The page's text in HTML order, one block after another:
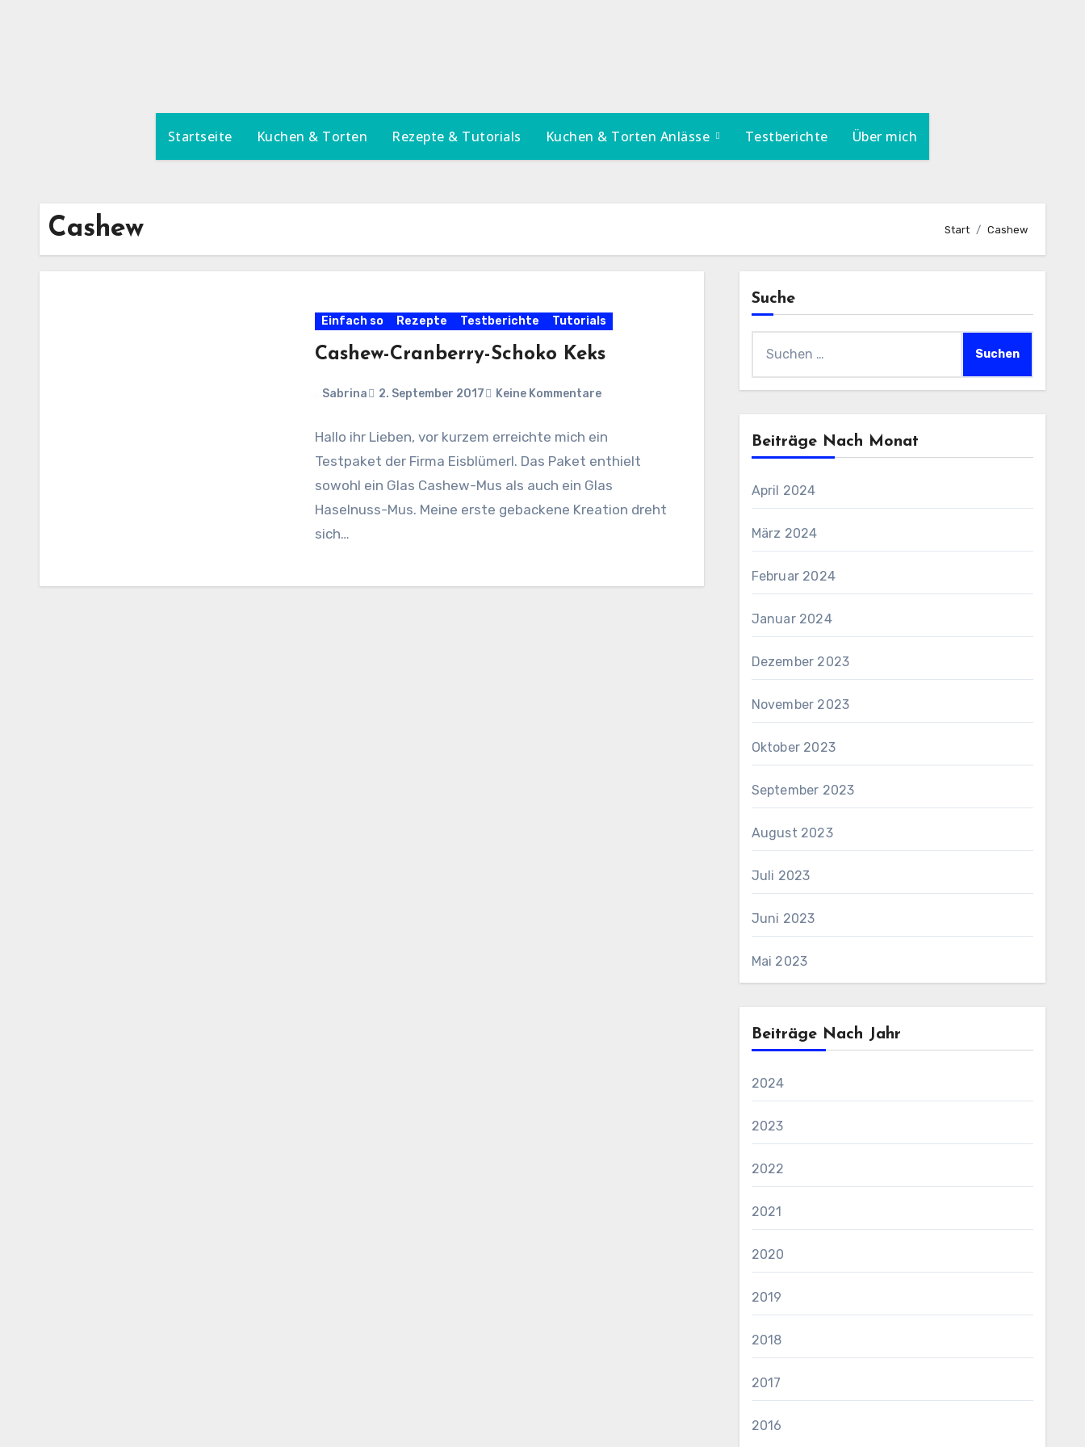
Startseite Kuchen & Torten Rezepte & Tutorials Kuchen & Torten Anlässe Testberichte Über mich
Cashew Start Cashew
Einfach so Rezepte Testberichte Tutorials
Cashew-Cranberry-Schoko Keks
Sabrina 2. September 2017 Keine Kommentare
Hallo ihr Lieben, vor kurzem erreichte mich ein
Testpaket der Firma Eisblümerl. Das Paket enthielt
sowohl ein Glas Cashew-Mus als auch ein Glas
Haselnuss-Mus. Meine erste gebackene Kreation dreht
sich…
Suche
nach:
Beiträge Nach Monat
April 2024
März 2024
Februar 2024
Januar 2024
Dezember 2023
November 2023
Oktober 2023
September 2023
August 2023
Juli 2023
Juni 2023
Mai 2023
Beiträge Nach Jahr
2024
2023
2022
2021
2020
2019
2018
2017
2016